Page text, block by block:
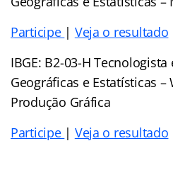
Participe | Veja o resultado
IBGE: B2-03-H
Geográficas e Estatísticas –
Produção Gráfica
Participe | Veja o resultado